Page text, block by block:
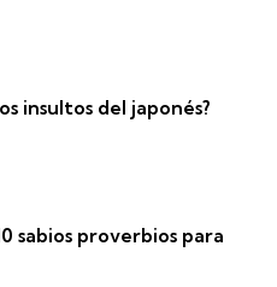
insultos del japonés?
sabios proverbios para